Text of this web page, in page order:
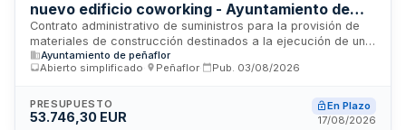
nuevo edificio coworking - Ayuntamiento de
Peñaflor (Sevilla)
Contrato administrativo de suministros para la provisión de
materiales de construcción destinados a la ejecución de un
nuevo edificio coworking en el término municipal de Peñaflor,
Sevilla. El suministro incluye transporte y descarga de nueve
conglomerantes, hormigón, áridos, albañilería,
prefabricados, ferretería, seguridad, instalaciones y
Ayuntamiento de peñaflor
Abierto simplificado
Peñaflor Pub. 03/08/2026
PRESUPUESTO
53.746,30 EUR
En Plazo
17/08/2026